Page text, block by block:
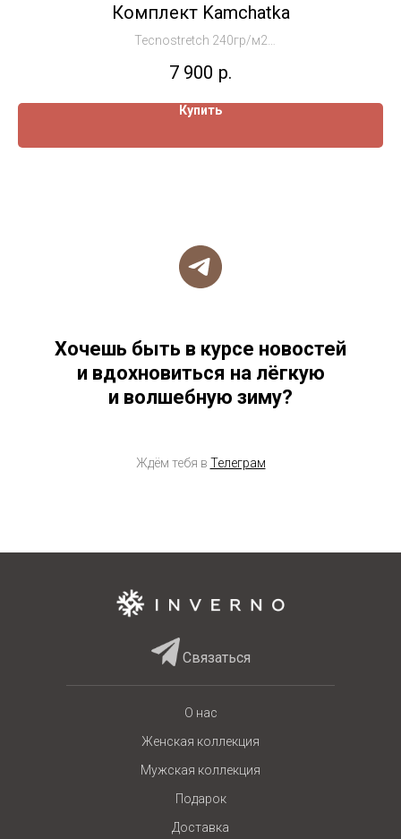
Комплект Kamchatka
Tecnostretch 240гр/м2
7 900 р.
Купить
Хочешь быть в курсе новостей
и вдохновиться на лёгкую
и волшебную зиму?
Ждём тебя в Телеграм
О нас
Женская коллекция
Подарок
Доставка
Мужская коллекция
Связаться